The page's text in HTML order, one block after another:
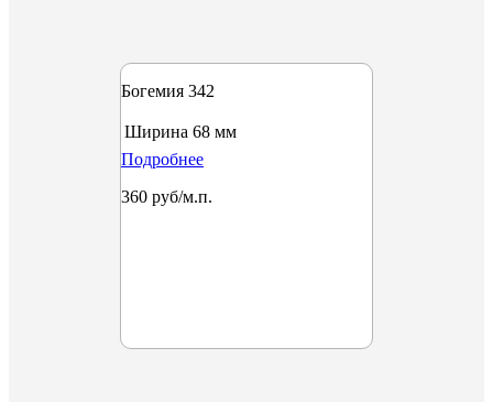
Богемия 342
Ширина 68 мм
Подробнее
360 руб/м.п.